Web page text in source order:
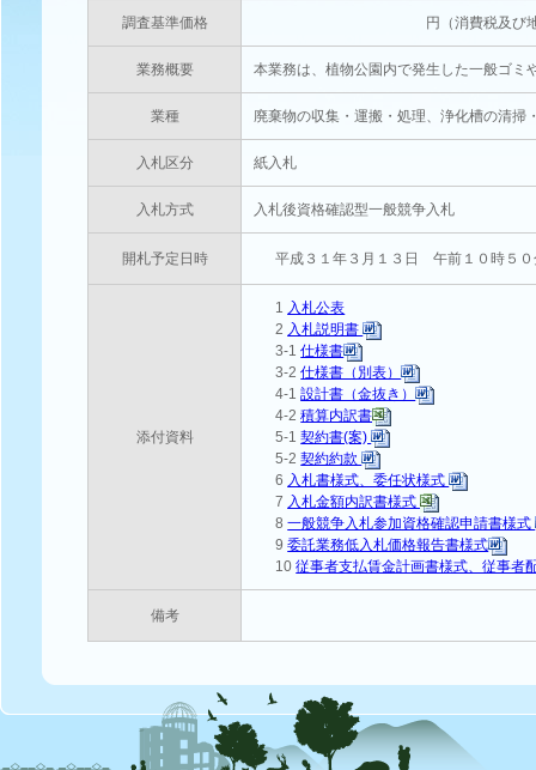
調査基準価格 円（消費税及び地方消費税相
業務概要 本業務は、植物公園内で発生した一般ゴミ
業種 廃棄物の収集・運搬・処理、浄化槽の清掃
入札区分 紙入札
入札方式 入札後資格確認型一般競争入札
開札予定日時 平成３１年３月１３日 午前１０時５０
添付資料
1 入札公表
2 入札説明書
3-1仕様書
3-2仕様書（別表）
4-1設計書（金抜き）
4-2積算内訳書
5-1契約書(案)
5-2契約約款
6 入札書様式、委任状様式
7 入札金額内訳書様式
8一般競争入札参加資格確認申請書様式
9委託業務低入札価格報告書様式
10従事者支払賃金計画書様式、従事者
備考